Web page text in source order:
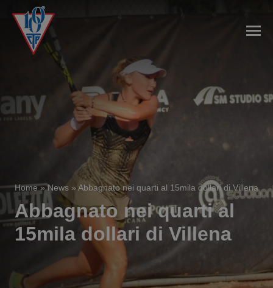
Home»News » Abbagnato nei quarti al 15mila dollari di Villena
Abbagnato nei quarti al
15mila dollari di Villena